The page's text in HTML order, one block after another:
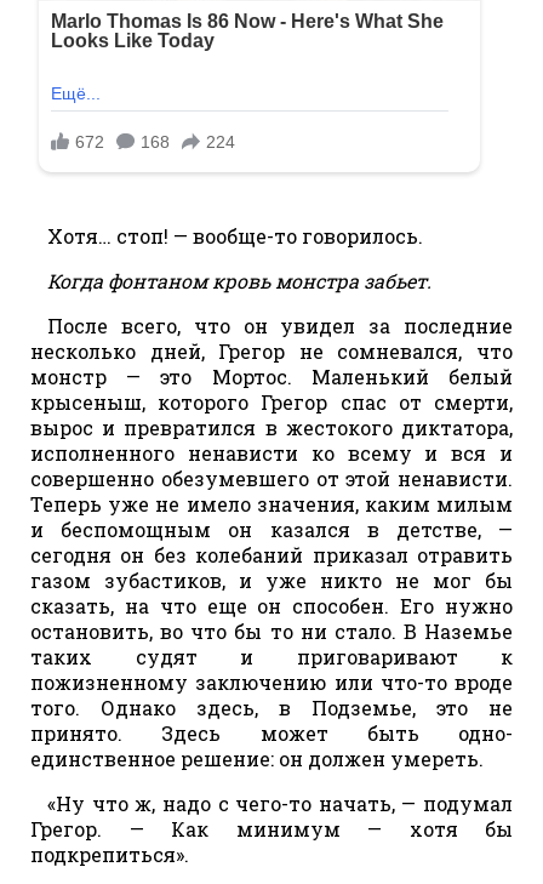
Хотя… стоп! — вообще-то говорилось.
Когда фонтаном кровь монстра забьет.
После всего, что он увидел за последние
несколько дней, Грегор не сомневался, что
монстр — это Мортос. Маленький белый
крысеныш, которого Грегор спас от смерти,
вырос и превратился в жестокого диктатора,
исполненного ненависти ко всему и вся и
совершенно обезумевшего от этой ненависти.
Теперь уже не имело значения, каким милым
и беспомощным он казался в детстве, —
сегодня он без колебаний приказал отравить
газом зубастиков, и уже никто не мог бы
сказать, на что еще он способен. Его нужно
остановить, во что бы то ни стало. В Наземье
таких судят и приговаривают к
пожизненному заключению или что-то вроде
того. Однако здесь, в Подземье, это не
принято. Здесь может быть одно-
единственное решение: он должен умереть.
«Ну что ж, надо с чего-то начать, — подумал
Грегор. — Как минимум — хотя бы
подкрепиться».